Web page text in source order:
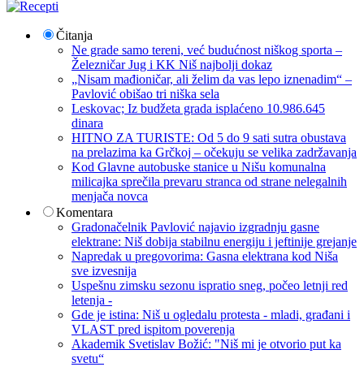
Čitanja
Ne grade samo tereni, već budućnost niškog sporta –
Železničar Jug i KK Niš najbolji dokaz
„Nisam mađioničar, ali želim da vas lepo iznenadim“ –
Pavlović obišao tri niška sela
Leskovac; Iz budžeta grada isplaćeno 10.986.645
dinara
HITNO ZA TURISTE: Od 5 do 9 sati sutra obustava
na prelazima ka Grčkoj – očekuju se velika zadržavanja
Kod Glavne autobuske stanice u Nišu komunalna
milicajka sprečila prevaru stranca od strane nelegalnih
menjača novca
Komentara
Gradonačelnik Pavlović najavio izgradnju gasne
elektrane: Niš dobija stabilnu energiju i jeftinije grejanje
Napredak u pregovorima: Gasna elektrana kod Niša
sve izvesnija
Uspešnu zimsku sezonu ispratio sneg, počeo letnji red
letenja -
Gde je istina: Niš u ogledalu protesta - mladi, građani i
VLAST pred ispitom poverenja
Akademik Svetislav Božić: "Niš mi je otvorio put ka
svetu“